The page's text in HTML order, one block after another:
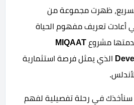
ظهرت مجموعة من
أعادت تعريف مفهوم الحياة
مشروع MIQAAT
الذي يمثل فرصة استثمارية
سنأخذك في رحلة تفصيلية لفهم